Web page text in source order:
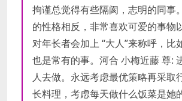
拘谨总觉得有些隔阂，志明的同事
的性格相反，非常喜欢可爱的事物
对年长者会加上 “大人”来称呼，
也是常有的事。河合 小梅近藤 尊:
人去做。永远考虑最优策略再采
长料理，考虑每天做什么饭菜是她